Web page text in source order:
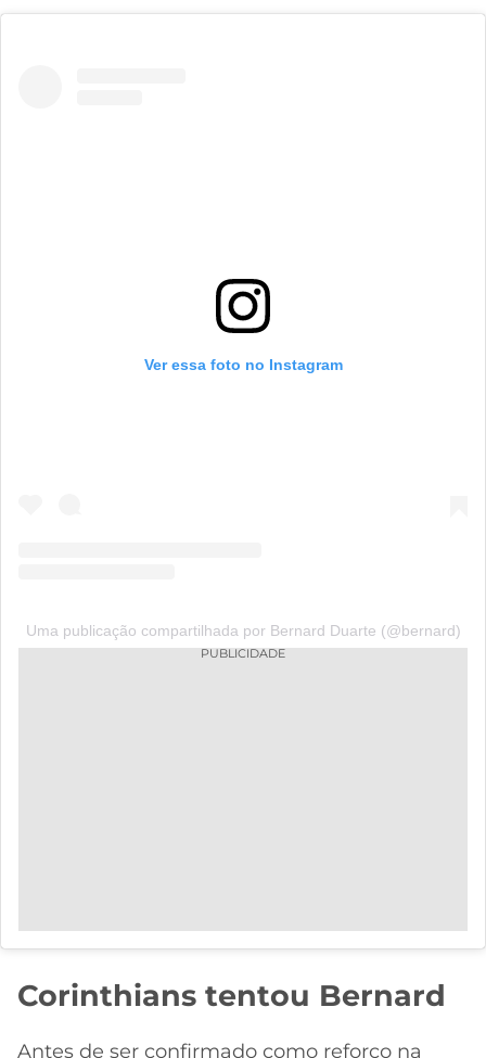
Ver essa foto no Instagram
Uma publicação compartilhada por Bernard Duarte (@bernard)
PUBLICIDADE
Corinthians tentou Bernard
Antes de ser confirmado como reforço na